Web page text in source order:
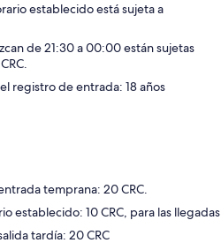
establecido está sujeta a
de 21:30 a 00:00 están sujetas
registro de entrada: 18 años
temprana: 20 CRC.
establecido: 10 CRC, para las
tardía: 20 CRC